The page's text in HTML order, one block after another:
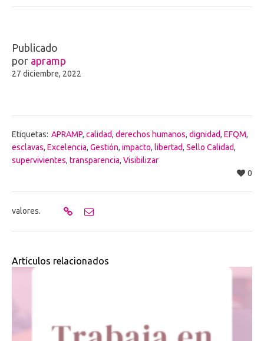
Publicado
por apramp
27 diciembre, 2022
Etiquetas: APRAMP, calidad, derechos humanos, dignidad, EFQM,
esclavas, Excelencia, Gestión, impacto, libertad, Sello Calidad,
supervivientes, transparencia, Visibilizar
0
valores.
Artículos relacionados